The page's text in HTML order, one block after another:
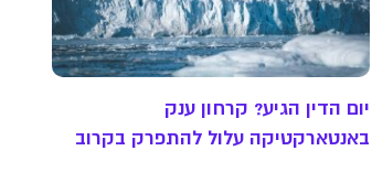
יום הדין הגיע? קרחון ענק
באנטארקטיקה עלול להתפרק בקרוב